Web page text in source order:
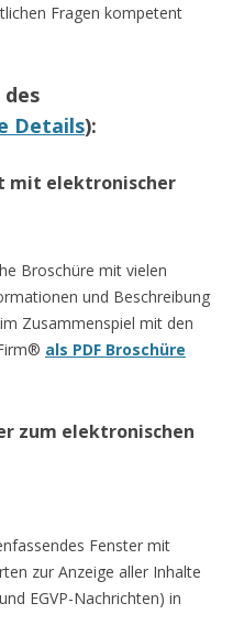
Fragen kompetent
Details):
mit elektronischer
Broschüre mit vielen
und Beschreibung
Zusammenspiel mit den
als PDF Broschüre
zum elektronischen
Fenster mit
zur Anzeige aller Inhalte
EGVP-Nachrichten) in